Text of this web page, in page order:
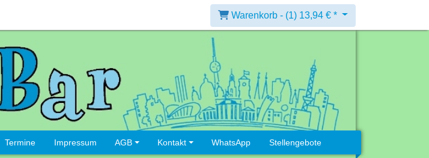
Warenkorb - (1) 13,94 € *
Termine Impressum AGB Kontakt WhatsApp Stellengebote